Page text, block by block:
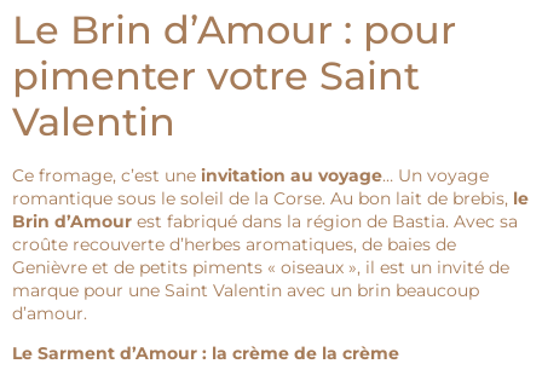
Le Brin d’Amour : pour
pimenter votre Saint
Valentin
Ce fromage, c’est une invitation au voyage… Un voyage
romantique sous le soleil de la Corse. Au bon lait de brebis, le
Brin d’Amour est fabriqué dans la région de Bastia. Avec sa
croûte recouverte d’herbes aromatiques, de baies de
Genièvre et de petits piments « oiseaux », il est un invité de
marque pour une Saint Valentin avec un brin beaucoup
d’amour.
Le Sarment d’Amour : la crème de la crème